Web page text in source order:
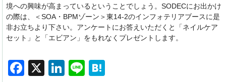
境への興味が高まっているということでしょう。SODECにお出かけ
の際は、＜SOA・BPMゾーン＞東14-2のインフォテリアブースに是
非お立ちより下さい。アンケートにお答えいただくと「ネイルケア
セット」と「エビアン」をもれなくプレゼントします。
F
X
Li
Li